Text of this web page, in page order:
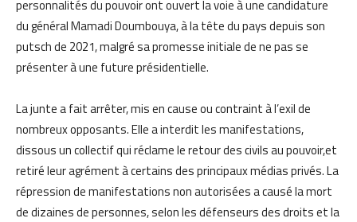
personnalités du pouvoir ont ouvert la voie à une candidature
du général Mamadi Doumbouya, à la tête du pays depuis son
putsch de 2021, malgré sa promesse initiale de ne pas se
présenter à une future présidentielle.
La junte a fait arrêter, mis en cause ou contraint à l’exil de
nombreux opposants. Elle a interdit les manifestations,
dissous un collectif qui réclame le retour des civils au pouvoir,et
retiré leur agrément à certains des principaux médias privés. La
répression de manifestations non autorisées a causé la mort
de dizaines de personnes, selon les défenseurs des droits et la